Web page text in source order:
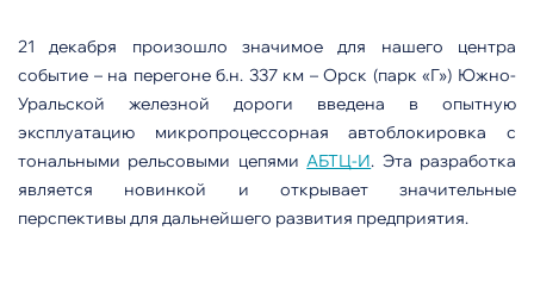
21 декабря произошло значимое для нашего центра
событие – на перегоне б.н. 337 км – Орск (парк «Г») Южно-
Уральской железной дороги введена в опытную
эксплуатацию микропроцессорная автоблокировка с
тональными рельсовыми цепямиАБТЦ-И. Эта разработка
является новинкой и открывает значительные
перспективы для дальнейшего развития предприятия.